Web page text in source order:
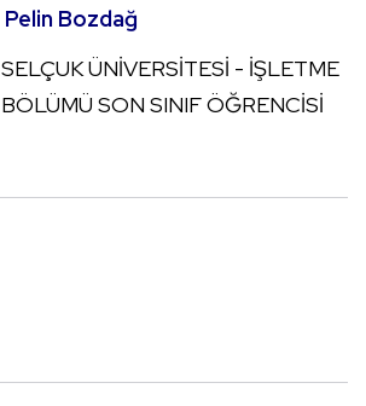
Pelin Bozdağ
SELÇUK ÜNİVERSİTESİ - İŞLETME
BÖLÜMÜ SON SINIF ÖĞRENCİSİ